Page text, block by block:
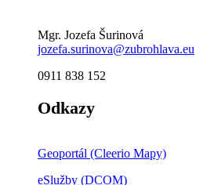
Mgr. Jozefa Šurinová
jozefa.surinova@zubrohlava.eu
0911 838 152
Odkazy
Geoportál (Cleerio Mapy)
eSlužby (DCOM)